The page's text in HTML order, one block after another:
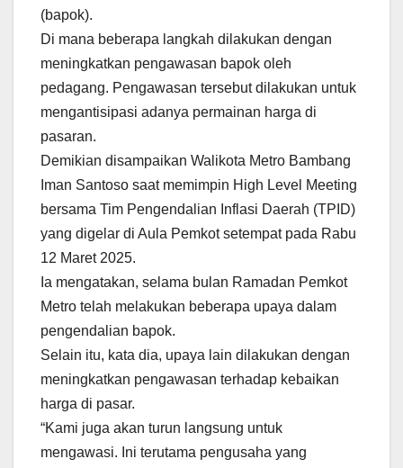
(bapok).
Di mana beberapa langkah dilakukan dengan
meningkatkan pengawasan bapok oleh
pedagang. Pengawasan tersebut dilakukan untuk
mengantisipasi adanya permainan harga di
pasaran.
Demikian disampaikan Walikota Metro Bambang
Iman Santoso saat memimpin High Level Meeting
bersama Tim Pengendalian Inflasi Daerah (TPID)
yang digelar di Aula Pemkot setempat pada Rabu
12 Maret 2025.
Ia mengatakan, selama bulan Ramadan Pemkot
Metro telah melakukan beberapa upaya dalam
pengendalian bapok.
Selain itu, kata dia, upaya lain dilakukan dengan
meningkatkan pengawasan terhadap kebaikan
harga di pasar.
“Kami juga akan turun langsung untuk
mengawasi. Ini terutama pengusaha yang